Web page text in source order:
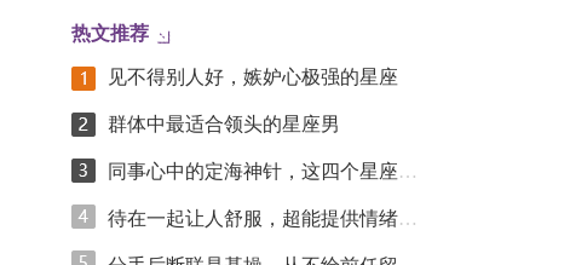
热文推荐
见不得别人好，嫉妒心极强的星座
群体中最适合领头的星座男
同事心中的定海神针，这四个星座凭踏实实力圈粉
待在一起让人舒服，超能提供情绪价值的星座